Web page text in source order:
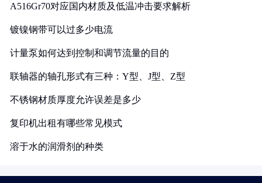
A516Gr70对应国内材质及低温冲击要求解析
镀镍钢带可以过多少电流
计量泵如何达到控制和调节流量的目的
联轴器的轴孔形式有三种：Y型、J型、Z型
不锈钢材质厚度允许误差是多少
复印机出租有哪些常见模式
溶于水的润滑剂的种类